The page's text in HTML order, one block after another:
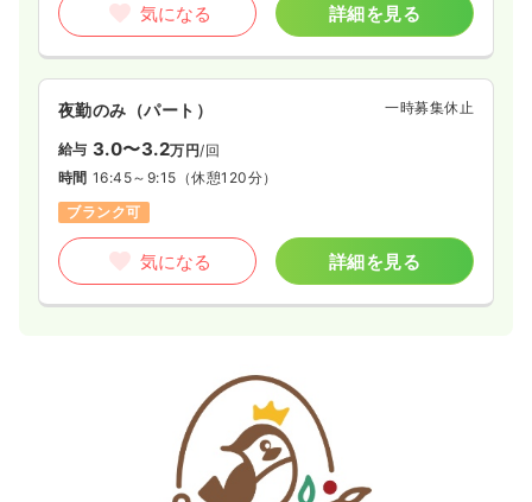
気になる 詳細を見る
夜勤のみ（パート） 一時募集休止
給与 3.0〜3.2万円/回
時間 16:45～9:15 （休憩120分）
ブランク可
気になる 詳細を見る